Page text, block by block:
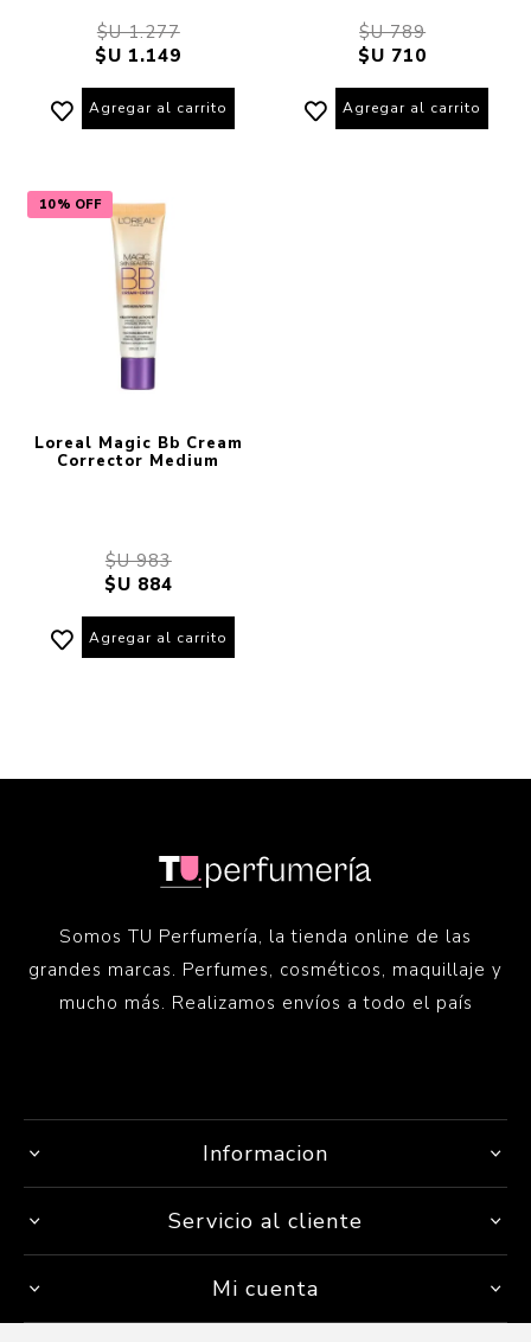
$U 1.277
$U 1.149
Agregar al carrito
$U 789
$U 710
Agregar al carrito
10% OFF
Loreal Magic Bb Cream
Corrector Medium
$U 983
$U 884
Agregar al carrito
Somos TU Perfumería, la tienda online de las
grandes marcas. Perfumes, cosméticos, maquillaje y
mucho más. Realizamos envíos a todo el país
Informacion
Servicio al cliente
Mi cuenta